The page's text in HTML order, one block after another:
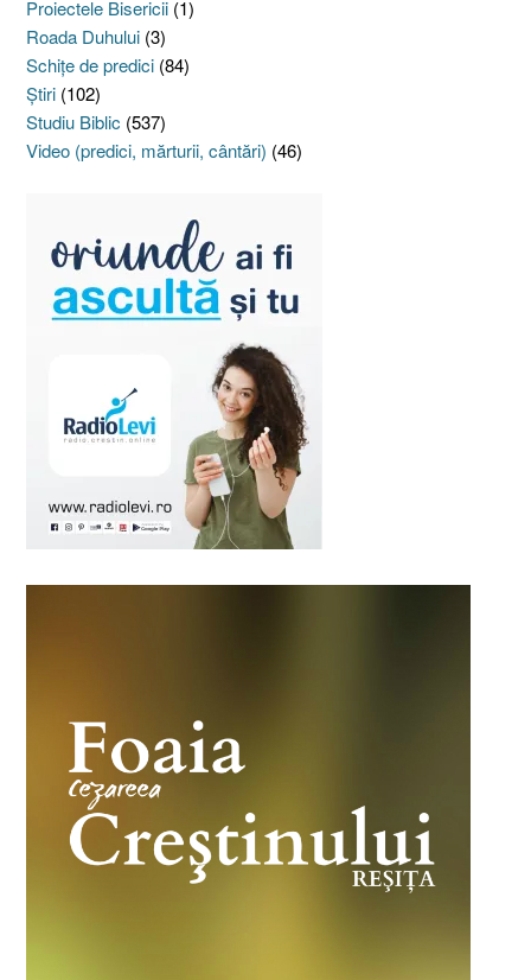
Proiectele Bisericii (1)
Roada Duhului (3)
Schiţe de predici (84)
Ştiri (102)
Studiu Biblic (537)
Video (predici, mărturii, cântări) (46)